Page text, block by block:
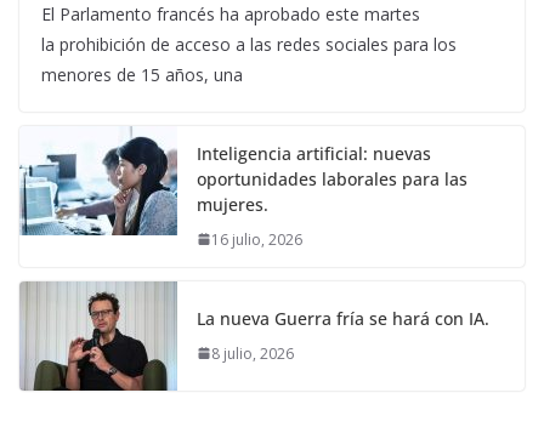
El Parlamento francés ha aprobado este martes
la prohibición de acceso a las redes sociales para los
menores de 15 años, una
Inteligencia artificial: nuevas
oportunidades laborales para las
mujeres.
16 julio, 2026
La nueva Guerra fría se hará con IA.
8 julio, 2026